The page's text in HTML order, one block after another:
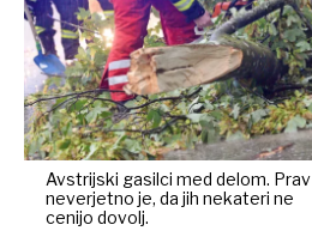
Avstrijski gasilci med delom. Prav
neverjetno je, da jih nekateri ne
cenijo dovolj.